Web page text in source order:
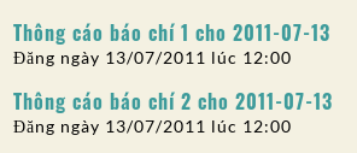
Thông cáo báo chí 1 cho 2011-07-13
Đăng ngày 13/07/2011 lúc 12:00
Thông cáo báo chí 2 cho 2011-07-13
Đăng ngày 13/07/2011 lúc 12:00